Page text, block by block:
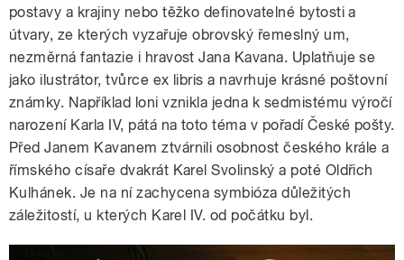
postavy a krajiny nebo těžko definovatelné bytosti a
útvary, ze kterých vyzařuje obrovský řemeslný um,
nezměrná fantazie i hravost Jana Kavana. Uplatňuje se
jako ilustrátor, tvůrce ex libris a navrhuje krásné poštovní
známky. Například loni vznikla jedna k sedmistému výročí
narození Karla IV, pátá na toto téma v pořadí České pošty.
Před Janem Kavanem ztvárnili osobnost českého krále a
římského císaře dvakrát Karel Svolinský a poté Oldřich
Kulhánek. Je na ní zachycena symbióza důležitých
záležitostí, u kterých Karel IV. od počátku byl.